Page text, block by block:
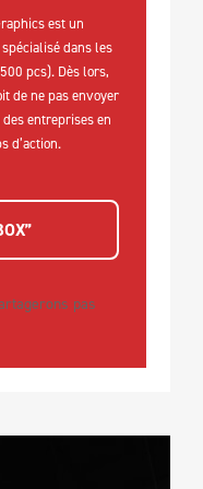
est un
dans les
pcs). Dès lors,
de ne pas envoyer
entreprises en
d’action.
pas